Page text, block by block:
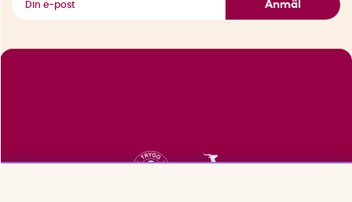
Anmäl